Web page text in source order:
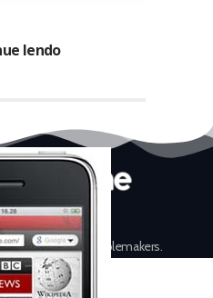
lendo
– We are the troublemakers.